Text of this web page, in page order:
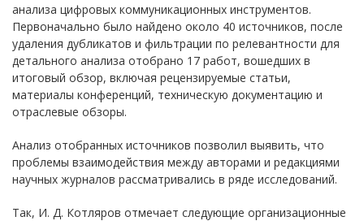
анализа цифровых коммуникационных инструментов.
Первоначально было найдено около 40 источников, после
удаления дубликатов и фильтрации по релевантности для
детального анализа отобрано 17 работ, вошедших в
итоговый обзор, включая рецензируемые статьи,
материалы конференций, техническую документацию и
отраслевые обзоры.
Анализ отобранных источников позволил выявить, что
проблемы взаимодействия между авторами и редакциями
научных журналов рассматривались в ряде исследований.
Так, И. Д. Котляров отмечает следующие организационные